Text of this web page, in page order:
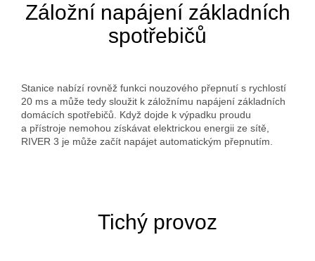
Záložní napájení základních
spotřebičů
Stanice nabízí rovněž funkci nouzového přepnutí s rychlostí
20 ms a může tedy sloužit k záložnímu napájení základních
domácích spotřebičů. Když dojde k výpadku proudu
a přístroje nemohou získávat elektrickou energii ze sítě,
RIVER 3 je může začít napájet automatickým přepnutím.
Tichý provoz